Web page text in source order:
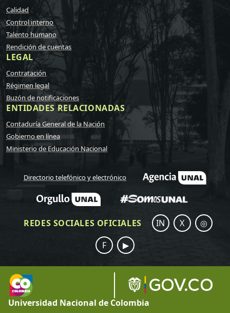
Calidad
Control interno
Talento humano
Rendición de cuentas
LEGAL
Contratación
Régimen legal
Buzón de notificaciones
ENTIDADES RELACIONADAS
Contaduría General de la Nación
Gobierno en línea
Ministerio de Educación Nacional
Directorio telefónico y electrónico
REDES SOCIALES OFICIALES IN X
◎
F
▶
Universidad Nacional de Colombia